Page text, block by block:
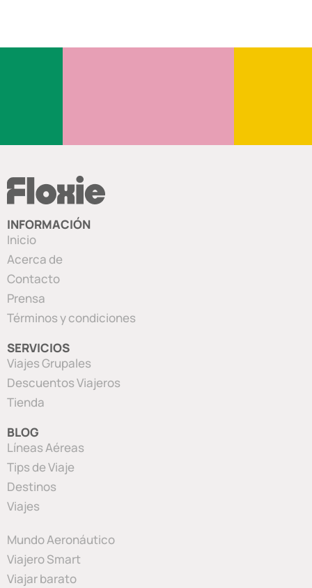
INFORMACIÓN
Inicio
Acerca de
Contacto
Prensa
Términos y condiciones
SERVICIOS
Viajes Grupales
Descuentos Viajeros
Tienda
BLOG
Líneas Aéreas
Tips de Viaje
Destinos
Viajes
Mundo Aeronáutico
Viajero Smart
Viajar barato